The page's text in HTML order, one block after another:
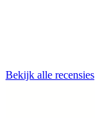
Bekijk alle recensies